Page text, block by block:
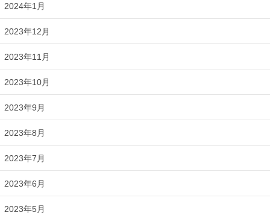
2024年1月
2023年12月
2023年11月
2023年10月
2023年9月
2023年8月
2023年7月
2023年6月
2023年5月